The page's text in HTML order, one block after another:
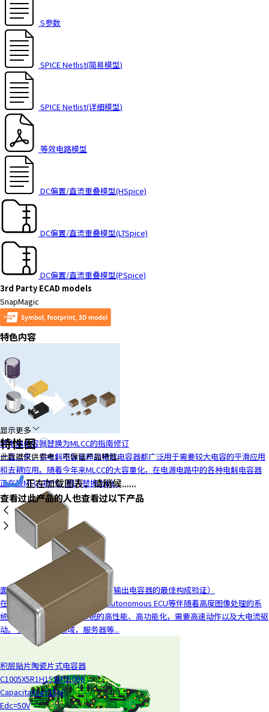
S参数
SPICE Netlist(简易模型)
SPICE Netlist(详细模型)
等效电路模型
DC偏置/直流重叠模型(HSpice)
DC偏置/直流重叠模型(LTSpice)
DC偏置/直流重叠模型(PSpice)
3rd Party ECAD models
SnapMagic
特色内容
将电解电容器替换为MLCC的指南修订
一直以来，铝电解电容器和钽电解电容器都广泛用于需要较大电容的平滑应用
和去耦应用。随着今年来MLCC的大容量化，在电源电路中的各种电解电容器
正在被MLCC取代。因为替换为ML...
面向电源电路的MLCC解决方案（输出电容器的最佳构成验证）
在车载领域，车载ADAS ECU、Autonomous ECU等伴随着高度图像处理的系
统的CPU、FPGA等随着系统的高性能、高功能化，需要高速动作以及大电流驱
动。 另外，在ICT领域，服务器等...
显示更多
特性图
此数据仅供参考，不保证产品特性。
正在加载图表，请稍候......
查看过此产品的人也查看过以下产品
积层贴片陶瓷片式电容器
C1005X5R1H153M050BB
Capacitance=15nF
Edc=50V